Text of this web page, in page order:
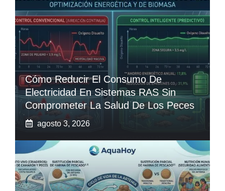
Cómo Reducir El Consumo De
Electricidad En Sistemas RAS Sin
Comprometer La Salud De Los Peces
agosto 3, 2026